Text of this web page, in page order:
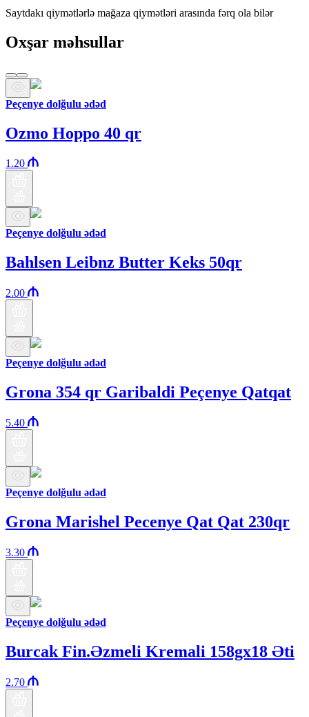
Saytdakı qiymətlərlə mağaza qiymətləri arasında fərq ola bilər
Oxşar məhsullar
Peçenye dolğulu ədəd
Ozmo Hoppo 40 qr
1.20
Peçenye dolğulu ədəd
Bahlsen Leibnz Butter Keks 50qr
2.00
Peçenye dolğulu ədəd
Grona 354 qr Garibaldi Peçenye Qatqat
5.40
Peçenye dolğulu ədəd
Grona Marishel Pecenye Qat Qat 230qr
3.30
Peçenye dolğulu ədəd
Burcak Fin.Əzmeli Kremali 158gx18 Əti
2.70